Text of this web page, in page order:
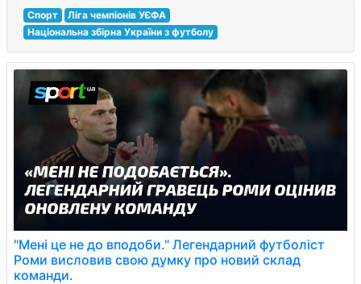
Спорт
Ліга чемпіонів УЄФА
Національна збірна України з футболу
"Мені це не до вподоби." Легендарний футболіст
Роми висловив свою думку про новий склад
команди.